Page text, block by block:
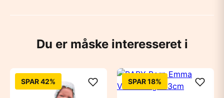
Du er måske interesseret i
SPAR 42% SPAR 18%